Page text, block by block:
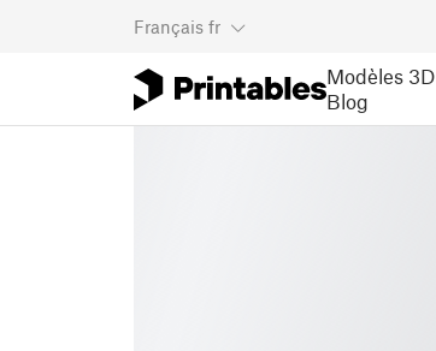
Français fr
Modèles 3D
Blog